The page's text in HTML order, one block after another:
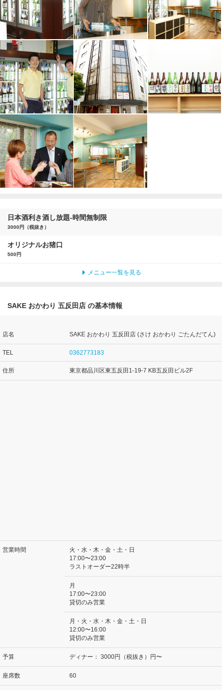
日本酒利き酒し放題-時間無制限
3000円（税抜き）
オリジナルお猪口
500円
メニュー一覧を見る
SAKE おかわり 五反田店 の基本情報
店名 SAKE おかわり 五反田店 (さけ おかわり ごたんだてん)
TEL 0362773183
住所 東京都品川区東五反田1-19-7 KB五反田ビル2F
営業時間
火・水・木・金・土・日
17:00〜23:00
ラストオーダー22時半
月
17:00〜23:00
貸切のみ営業
月・火・水・木・金・土・日
12:00〜16:00
貸切のみ営業
予算 ディナー： 3000円（税抜き）円〜
座席数 60